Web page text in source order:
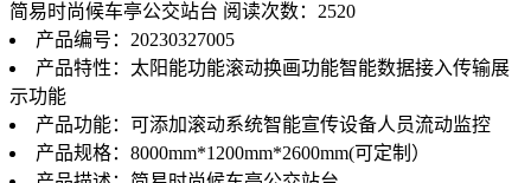
简易时尚候车亭公交站台 阅读次数：2520
产品编号：20230327005
产品特性：太阳能功能滚动换画功能智能数据接入传输展
示功能
产品功能：可添加滚动系统智能宣传设备人员流动监控
产品规格：8000mm*1200mm*2600mm(可定制）